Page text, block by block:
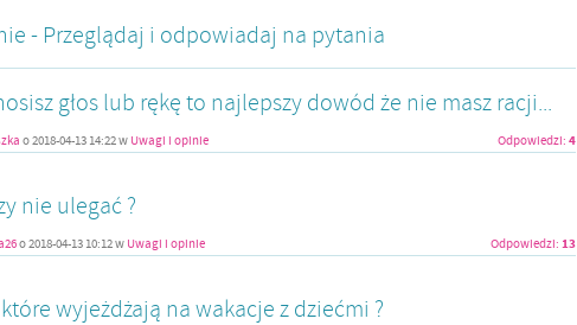
- Przeglądaj i odpowiadaj na pytania
głos lub rękę to najlepszy dowód że nie masz racji...
o2018-04-13 14:22w Uwagi i opinie Odpowiedzi: 4
nie ulegać ?
o2018-04-13 10:12w Uwagi i opinie Odpowiedzi: 13
wyjeżdżają na wakacje z dziećmi ?